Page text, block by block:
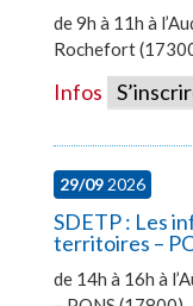
de 9h à 11h à
Rochefort
Infos
29/092026
SDETP : Les
territoires –
de 14h à 16h à